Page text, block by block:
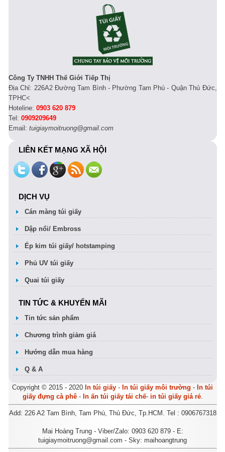
Công Ty TNHH Thế Giới Tiếp Thị
Địa Chỉ: 226A2 Đường Tam Bình - Phường Tam Phú - Quận Thủ Đức,
TPHC<
Hoteline: 0903 620 879
Tel: 0909209649
Email: tuigiaymoitruong@gmail.com
LIÊN KẾT MẠNG XÃ HỘI
DỊCH VỤ
Cán màng túi giấy
Dập nổi/ Embross
Ép kim túi giấy/ hotstamping
Phủ UV túi giấy
Quai túi giấy
TIN TỨC & KHUYẾN MÃI
Tin tức sản phẩm
Chương trình giảm giá
Hướng dẫn mua hàng
Q & A
Copyright © 2015 - 2020In túi giấy -In túi giấy môi trường -In túi
giấy đựng cà phê - In ấn túi giấy tái chế- in túi giấy giá rẻ.
Add: 226 A2 Tam Bình, Tam Phú, Thủ Đức, Tp.HCM. Tel : 0906767318
Mai Hoàng Trung - Viber/Zalo: 0903 620 879 - E:
tuigiaymoitruong@gmail.com - Sky: maihoangtrung